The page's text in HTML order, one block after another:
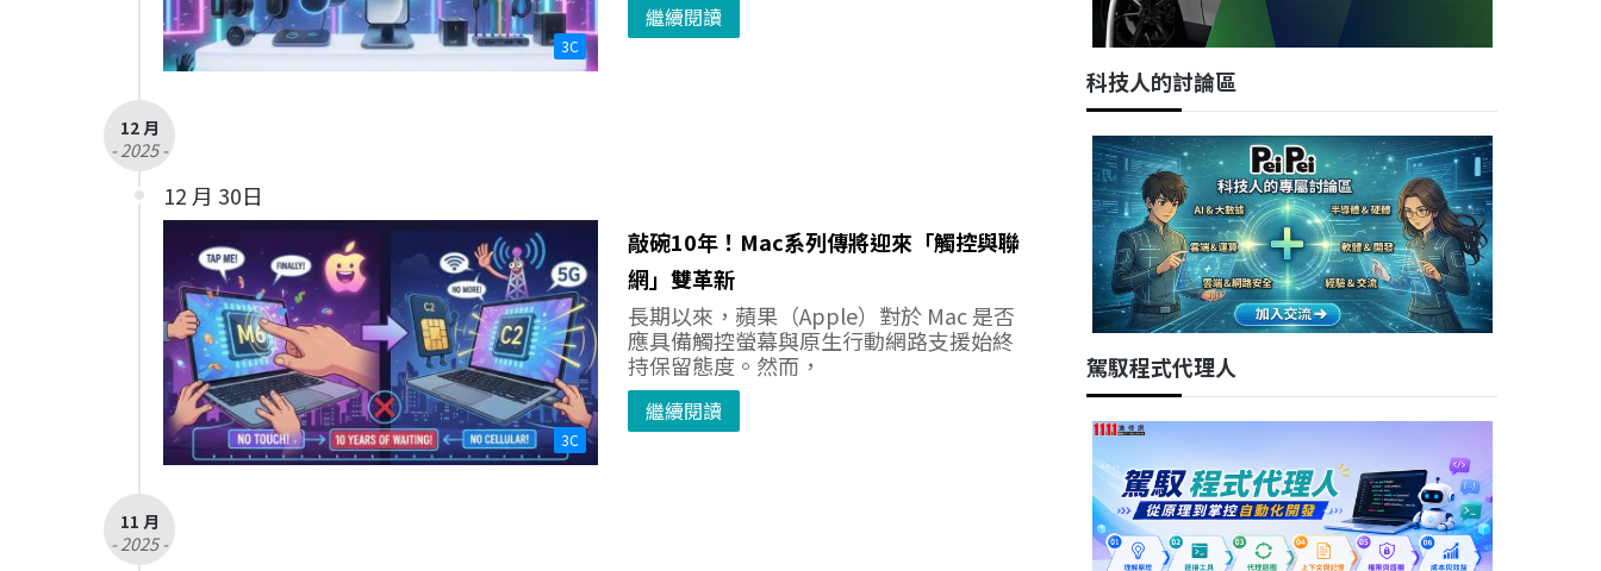
3C
繼續閱讀
12 月
- 2025 -
12 月 30日
3C
敲碗10年！Mac系列傳將迎來「觸控與聯
網」雙革新
長期以來，蘋果（Apple）對於 Mac 是否
應具備觸控螢幕與原生行動網路支援始終
持保留態度。然而，
繼續閱讀
11 月
- 2025 -
科技人的討論區
駕馭程式代理人